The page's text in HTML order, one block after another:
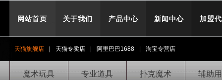
网站首页 关于我们 产品中心 新闻中心 加盟
天猫旗舰店 天猫专卖店 阿里巴巴1688 淘宝专营店
魔术玩具 专业道具 扑克魔术 辅助